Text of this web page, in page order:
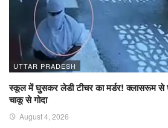
UTTAR PRADESH
स्कूल में घुसकर लेडी टीचर का मर्डर! क्लासरूम
चाकू से गोदा
August 4, 2026